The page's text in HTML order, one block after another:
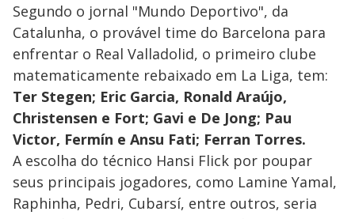
Segundo o jornal "Mundo Deportivo", da
Catalunha, o provável time do Barcelona para
enfrentar o Real Valladolid, o primeiro clube
matematicamente rebaixado em La Liga, tem:
Ter Stegen; Eric Garcia, Ronald Araújo,
Christensen e Fort; Gavi e De Jong; Pau
Victor, Fermín e Ansu Fati; Ferran Torres.
A escolha do técnico Hansi Flick por poupar
seus principais jogadores, como Lamine Yamal,
Raphinha, Pedri, Cubarsí, entre outros, seria